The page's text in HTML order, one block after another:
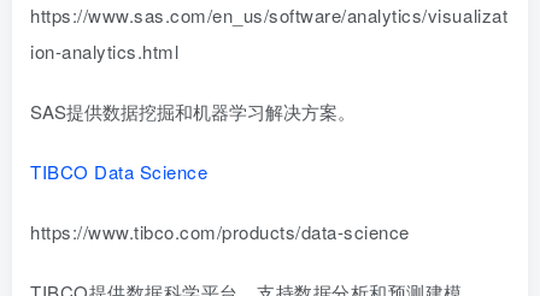
https://www.sas.com/en_us/software/analytics/visualizat
ion-analytics.html
SAS提供数据挖掘和机器学习解决方案。
TIBCO Data Science
https://www.tibco.com/products/data-science